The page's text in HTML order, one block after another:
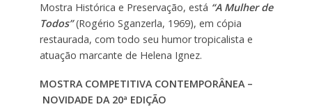
Mostra Histórica e Preservação, está “A Mulher de
Todos”(Rogério Sganzerla, 1969), em cópia
restaurada, com todo seu humor tropicalista e
atuação marcante de Helena Ignez.
MOSTRA COMPETITIVA CONTEMPORÂNEA –
NOVIDADE DA 20ª EDIÇÃO